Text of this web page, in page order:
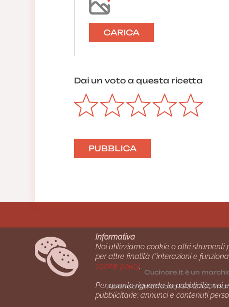
CARICA
Dai un voto a questa ricetta
Cucinare.it è un
Azienda certiﬁcata ISO 27001
Informativa
Noi utilizziamo cookie o altri strumenti
per altre finalità (“interazioni e
cookie policy.
Per quanto riguarda la pubblicità, noi
pubblicitarie: annunci e contenuti